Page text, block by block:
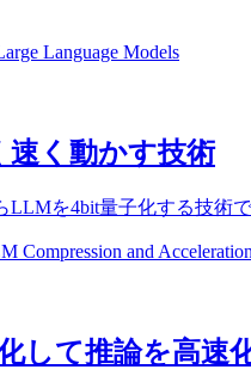
Language Models
く動かす技術
を4bit量子化する技術
Compression and Acceleration
して推論を高速